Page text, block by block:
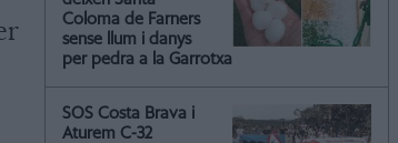
Coloma de Farners
sense llum i danys
per pedra a la Garrotxa
SOS Costa Brava i
Aturem C-32